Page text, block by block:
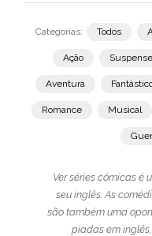
Categorias: Todos
Ação Suspense
Aventura
Romance Musical
Ver séries cómicas é
seu inglês. As
são também uma
piadas em